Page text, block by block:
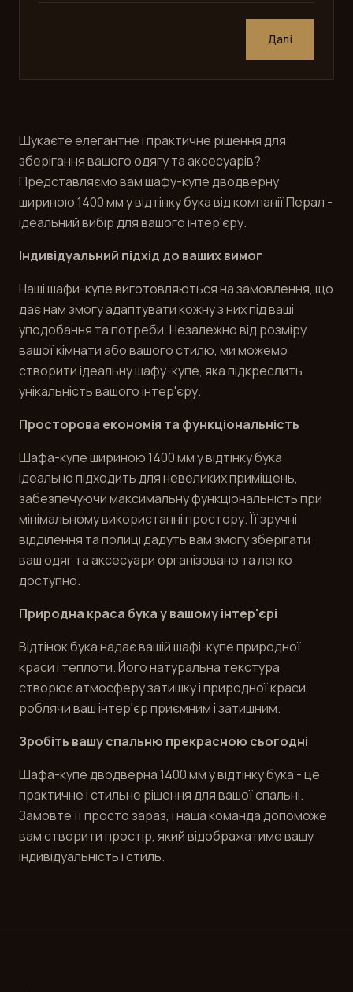
Далі
Шукаєте елегантне і практичне рішення для
зберігання вашого одягу та аксесуарів?
Представляємо вам шафу-купе дводверну
шириною 1400 мм у відтінку бука від компанії Перал -
ідеальний вибір для вашого інтер'єру.
Індивідуальний підхід до ваших вимог
Наші шафи-купе виготовляються на замовлення, що
дає нам змогу адаптувати кожну з них під ваші
уподобання та потреби. Незалежно від розміру
вашої кімнати або вашого стилю, ми можемо
створити ідеальну шафу-купе, яка підкреслить
унікальність вашого інтер'єру.
Просторова економія та функціональність
Шафа-купе шириною 1400 мм у відтінку бука
ідеально підходить для невеликих приміщень,
забезпечуючи максимальну функціональність при
мінімальному використанні простору. Її зручні
відділення та полиці дадуть вам змогу зберігати
ваш одяг та аксесуари організовано та легко
доступно.
Природна краса бука у вашому інтер'єрі
Відтінок бука надає вашій шафі-купе природної
краси і теплоти. Його натуральна текстура
створює атмосферу затишку і природної краси,
роблячи ваш інтер'єр приємним і затишним.
Зробіть вашу спальню прекрасною сьогодні
Шафа-купе дводверна 1400 мм у відтінку бука - це
практичне і стильне рішення для вашої спальні.
Замовте її просто зараз, і наша команда допоможе
вам створити простір, який відображатиме вашу
індивідуальність і стиль.